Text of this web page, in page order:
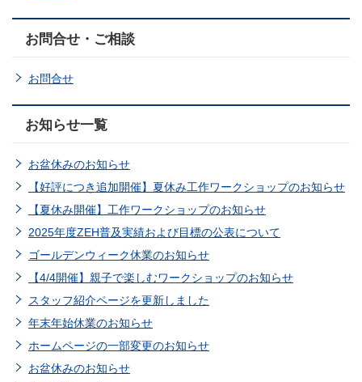
お問合せ・ご相談
お問合せ
お知らせ一覧
お盆休みのお知らせ
【好評につき追加開催】夏休み工作ワークショップのお知らせ
【夏休み開催】工作ワークショップのお知らせ
2025年度ZEH普及実績および目標の公表について
ゴールデンウィーク休業のお知らせ
【4/4開催】親子で楽しむワークショップのお知らせ
スタッフ紹介ページを更新しました
年末年始休業のお知らせ
ホームページの一部変更のお知らせ
お盆休みのお知らせ